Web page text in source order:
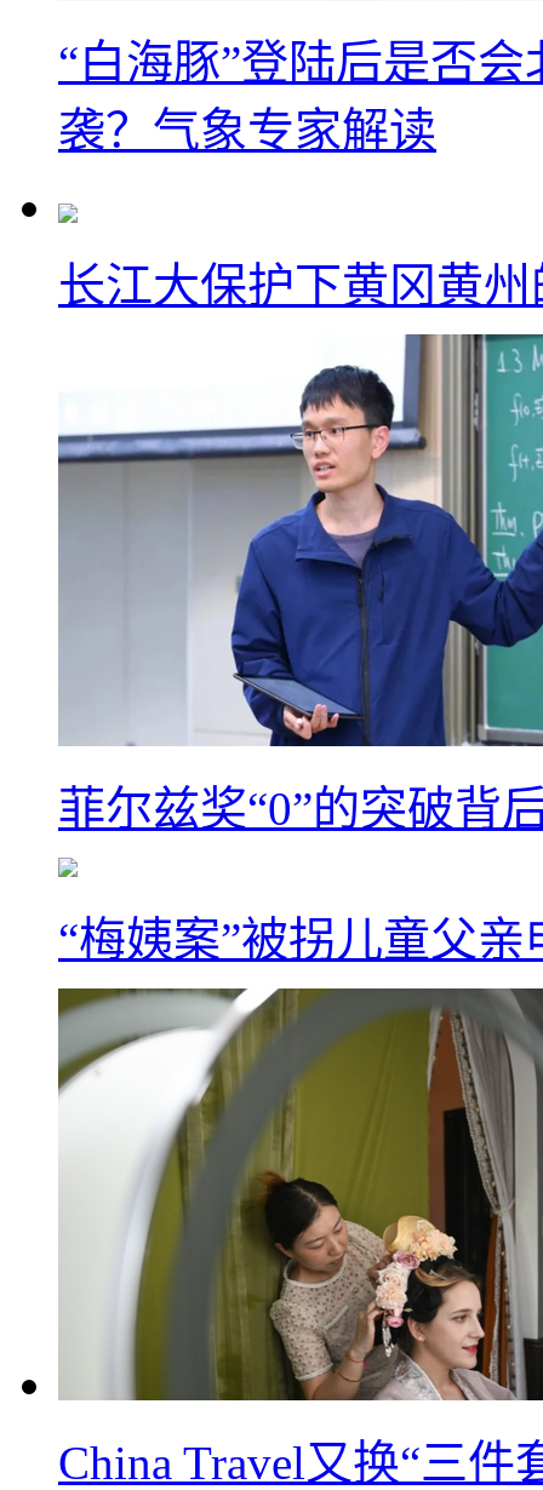
“白海豚”登陆后是否
袭？气象专家解读
长江大保护下黄冈黄
菲尔兹奖“0”的突破背
“梅姨案”被拐儿童父
China Travel又换“三